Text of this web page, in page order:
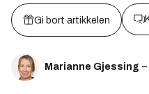
Gi bort artikkelen
Marianne Gjessing